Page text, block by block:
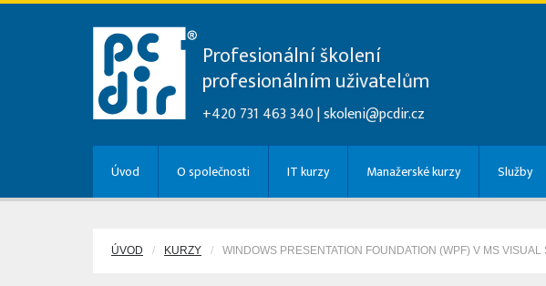
Profesionální školení
profesionálním uživatelům
+420 731 463 340 |skoleni@pcdir.cz
Úvod O společnosti IT kurzy Manažerské kurzy Služby
ÚVOD KURZY WINDOWS PRESENTATION FOUNDATION (WPF) V MS VISUAL